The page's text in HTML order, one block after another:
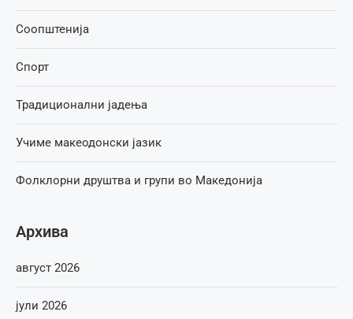
Соопштенија
Спорт
Традиционални јадења
Учиме макеодонски јазик
Фолклорни друштва и групи во Македонија
Архива
август 2026
јули 2026